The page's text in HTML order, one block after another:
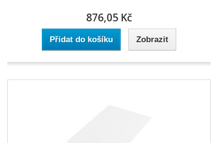
876,05 Kč
Přidat do košíku Zobrazit